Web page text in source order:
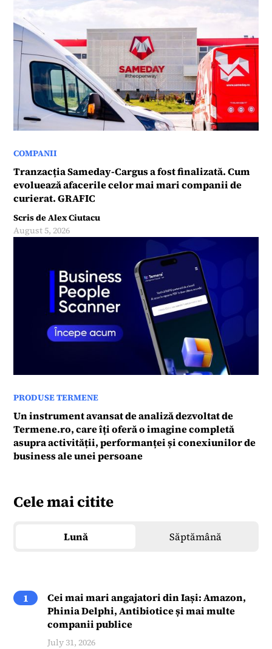
COMPANII
Tranzacția Sameday-Cargus a fost finalizată. Cum
evoluează afacerile celor mai mari companii de
curierat. GRAFIC
Scris deAlex Ciutacu
August 5, 2026
PRODUSE TERMENE
Un instrument avansat de analiză dezvoltat de
Termene.ro, care îți oferă o imagine completă
asupra activității, performanței și conexiunilor de
business ale unei persoane
Cele mai citite
Lună Săptămână
1
Cei mai mari angajatori din Iași: Amazon,
Phinia Delphi, Antibiotice și mai multe
companii publice
July 31, 2026